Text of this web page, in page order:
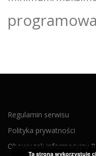
Regulamin serwisu
Polityka prywatności
Obowiązek informacyjny
Ta strona wykorzystuje